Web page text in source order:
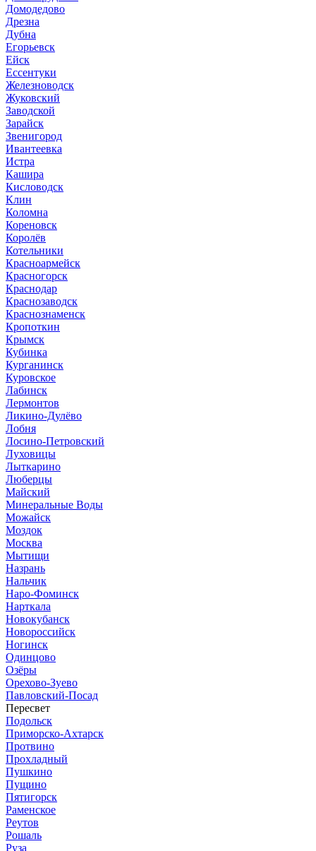
Домодедово
Дрезна
Дубна
Егорьевск
Ейск
Ессентуки
Железноводск
Жуковский
Заводской
Зарайск
Звенигород
Ивантеевка
Истра
Кашира
Кисловодск
Клин
Коломна
Кореновск
Королёв
Котельники
Красноармейск
Красногорск
Краснодар
Краснозаводск
Краснознаменск
Кропоткин
Крымск
Кубинка
Курганинск
Куровское
Лабинск
Лермонтов
Ликино-Дулёво
Лобня
Лосино-Петровский
Луховицы
Лыткарино
Люберцы
Майский
Минеральные Воды
Можайск
Моздок
Москва
Мытищи
Назрань
Нальчик
Наро-Фоминск
Нарткала
Новокубанск
Новороссийск
Ногинск
Одинцово
Озёры
Орехово-Зуево
Павловский-Посад
Пересвет
Подольск
Приморско-Ахтарск
Протвино
Прохладный
Пушкино
Пущино
Пятигорск
Раменское
Реутов
Рошаль
Руза